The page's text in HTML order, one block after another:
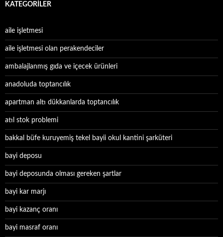
KATEGORILER
aile işletmesi
aile işletmesi olan perakendeciler
ambalajlanmış gıda ve içecek ürünleri
anadoluda toptancılık
apartman altı dükkanlarda toptancılık
atıl stok problemi
bakkal büfe kuruyemiş tekel bayii okul kantini şarküteri
bayi deposu
bayi deposunda olması gereken şartlar
bayi kar marjı
bayi kazanç oranı
bayi masraf oranı